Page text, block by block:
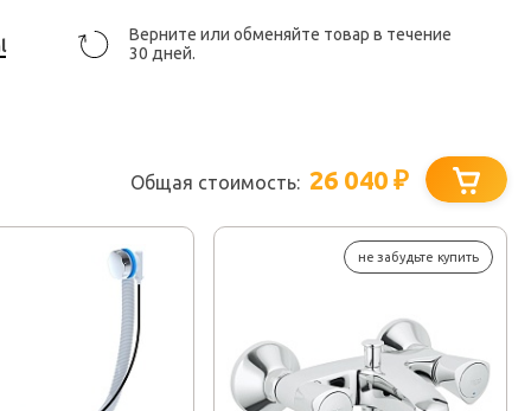
Верните или обменяйте товар в течение
30 дней.
Общая стоимость: 26 040₽
не забудьте купить